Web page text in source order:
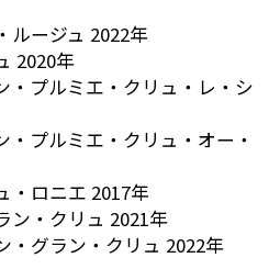
ルージュ 2022年
2020年
・プルミエ・クリュ・レ・シ
プルミエ・クリュ・オー・
・ロニエ 2017年
ン・クリュ 2021年
・グラン・クリュ 2022年